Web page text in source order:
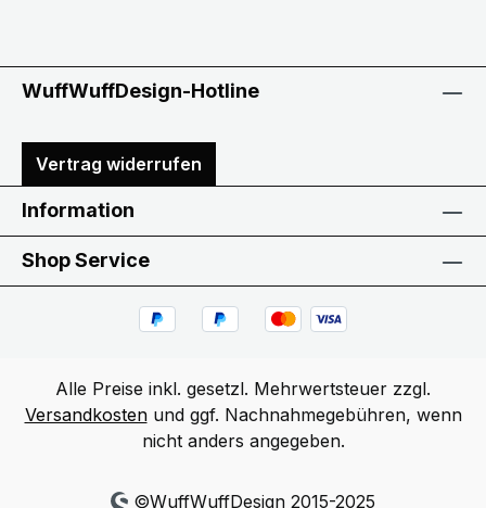
WuffWuffDesign-Hotline
Vertrag widerrufen
Information
Shop Service
Alle Preise inkl. gesetzl. Mehrwertsteuer zzgl.
Versandkostenund ggf. Nachnahmegebühren, wenn
nicht anders angegeben.
©WuffWuffDesign 2015-2025